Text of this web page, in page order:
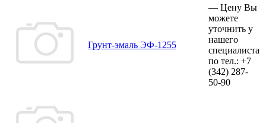
Грунт-эмаль ЭФ-1255
— Цену Вы
можете
уточнить у
нашего
специалиста
по тел.: +7
(342) 287-
50-90